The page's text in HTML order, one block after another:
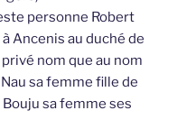
personne Robert
Ancenis au duché de
nom que au nom
sa femme fille de
sa femme ses